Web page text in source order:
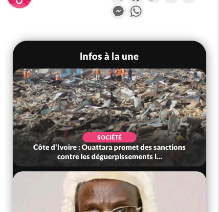
Messenger
Infos à la une
SOCIÉTÉ
Côte d'Ivoire : Ouattara promet des sanctions
contre les déguerpissements i...